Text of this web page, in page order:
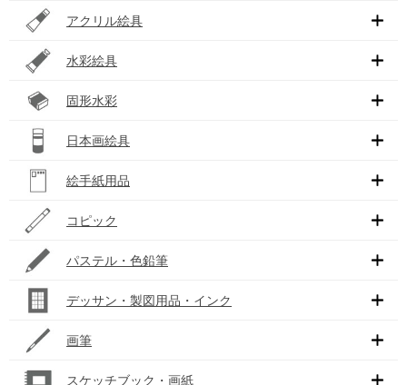
アクリル絵具
水彩絵具
固形水彩
日本画絵具
絵手紙用品
コピック
パステル・色鉛筆
デッサン・製図用品・インク
画筆
スケッチブック・画紙